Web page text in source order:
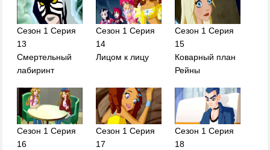
Сезон 1 Серия
13
Смертельный
лабиринт
Сезон 1 Серия
14
Лицом к лицу
Сезон 1 Серия
15
Коварный план
Рейны
Сезон 1 Серия
16
Сезон 1 Серия
17
Сезон 1 Серия
18